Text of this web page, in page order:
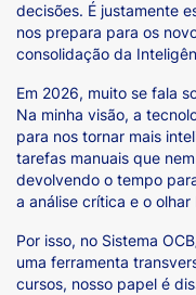
decisões. É justamente
nos prepara para os
consolidação da
Em 2026, muito se fala
Na minha visão, a
para nos tornar mais
tarefas manuais que
devolvendo o tempo
a análise crítica e o
Por isso, no Sistema
uma ferramenta
cursos, nosso papel é